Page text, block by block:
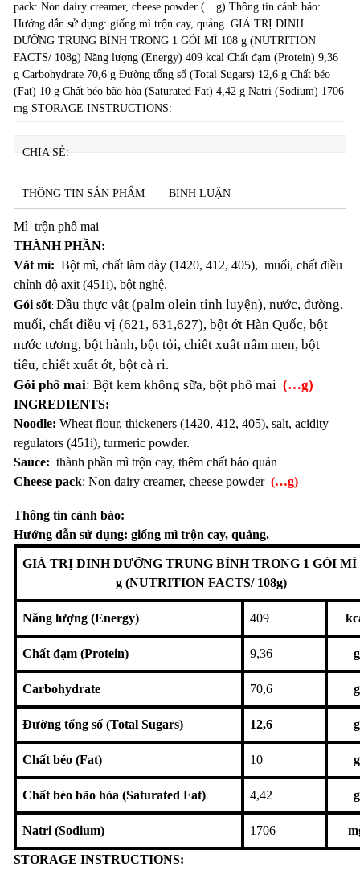
pack: Non dairy creamer, cheese powder (…g) Thông tin cảnh báo:
Hướng dẫn sử dụng: giống mì trộn cay, quảng. GIÁ TRỊ DINH
DƯỠNG TRUNG BÌNH TRONG 1 GÓI MÌ 108 g (NUTRITION
FACTS/ 108g) Năng lượng (Energy) 409 kcal Chất đạm (Protein) 9,36
g Carbohydrate 70,6 g Đường tổng số (Total Sugars) 12,6 g Chất béo
(Fat) 10 g Chất béo bão hòa (Saturated Fat) 4,42 g Natri (Sodium) 1706
mg STORAGE INSTRUCTIONS:
CHIA SẺ:
THÔNG TIN SẢN PHẨM BÌNH LUẬN
Mì trộn phô mai
THÀNH PHẦN:
Vắt mì: Bột mì, chất làm dày (1420, 412, 405), muối, chất điều
chỉnh độ axit (451i), bột nghệ.
Gói sốt: Dầu thực vật (palm olein tinh luyện), nước, đường,
muối, chất điều vị (621, 631,627), bột ớt Hàn Quốc, bột
nước tương, bột hành, bột tỏi, chiết xuất nấm men, bột
tiêu, chiết xuất ớt, bột cà ri.
Gói phô mai: Bột kem không sữa, bột phô mai (…g)
INGREDIENTS:
Noodle: Wheat flour, thickeners (1420, 412, 405), salt, acidity
regulators (451i), turmeric powder.
Sauce: thành phần mì trộn cay, thêm chất bảo quản
Cheese pack: Non dairy creamer, cheese powder (…g)
Thông tin cảnh báo:
Hướng dẫn sử dụng: giống mì trộn cay, quảng.
GIÁ TRỊ DINH DƯỠNG TRUNG BÌNH TRONG 1 GÓI MÌ
g (NUTRITION FACTS/ 108g)
Năng lượng (Energy) 409
Chất đạm (Protein) 9,36 g
Carbohydrate 70,6 g
Đường tổng số (Total Sugars) 12,6 g
Chất béo (Fat) 10 g
Chất béo bão hòa (Saturated Fat) 4,42 g
Natri (Sodium) 1706
STORAGE INSTRUCTIONS: